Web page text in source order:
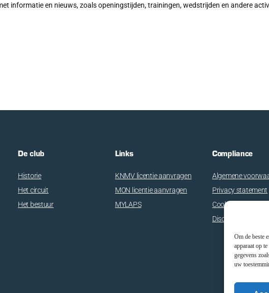
Om de beste
apparaat op
gegevens
uw
informatie en nieuws, zoals openingstijden, trainingen, wedstrijden en andere
De club
Historie
Het circuit
Het bestuur
Links
KNMV licentie aanvragen
MON licentie aanvragen
MYLAPS
Compliance
Algemene
Privacy statement
Cookie Beleid
Disclaimer